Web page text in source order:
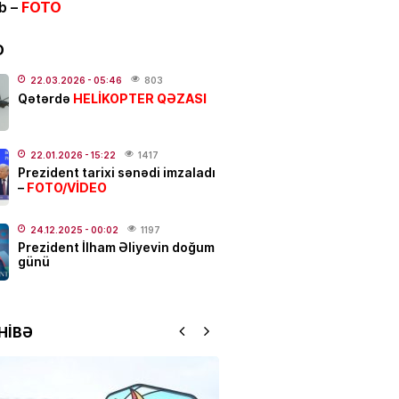
yanğın
mətbuat katibi
- 11:37
başlayır –Tarix açıqlandı
- 11:05 259
rejissor Çimnaz
məzarından video
192
– FOTO
22.03.2026 - 05:46 803
Qətərdə HELİKOPTER QƏZASI
22.01.2026 - 15:22 1417
Prezident tarixi sənədi imzaladı
– FOTO/VİDEO
24.12.2025 - 00:02 1197
Prezident İlham Əliyevin doğum
günü